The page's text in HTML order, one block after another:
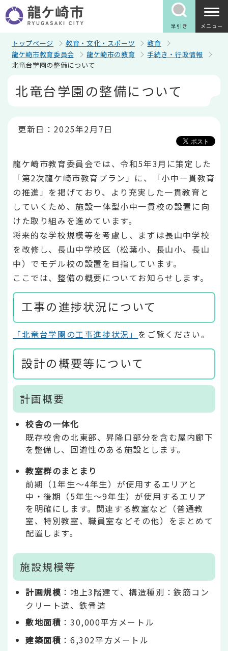
の
ペ
早引き メニュー
トップページ 教育・文化・スポーツ
教育
龍ケ崎市教育委員会
龍ケ崎市の教育
手続き・行政情報
北竜台学園の整備について
北竜台学園の整備について
更新日：2025年2月7日
龍ケ崎市教育委員会では、令和5年3月に策定した
「第2次龍ケ崎市教育プラン」に、「小中一貫教育
の推進」を掲げており、より充実した一貫教育と
していくため、施設一体型小中一貫校の設置に向
けた取り組みを進めています。
将来的な学校規模等を考慮し、まずは長山中学校
を改修し、長山中学校区（松葉小、長山小、長山
中）でモデル校の設置を目指しています。
ここでは、整備の概要についてお知らせします。
工事の進捗状況について
「北竜台学園の工事進捗状況」 をご覧ください。
設計の概要等について
計画概要
校舎の一体化
既存校舎の北東部、昇降口部分を含む屋内廊下
を整備し、回遊性のある施設とします。
教室群のまとまり
前期（1年生～4年生）が使用するエリアと
中・後期（5年生～9年生）が使用するエリア
を明確にします。関連する教室など（普通教
室、特別教室、職員室などその他）をまとめて
配置します。
施設規模等
計画規模 ：地上3階建て、構造種別：鉄筋コン
クリート造、鉄骨造
敷地面積 ：30,000平方メートル
建築面積 ：6,302平方メートル